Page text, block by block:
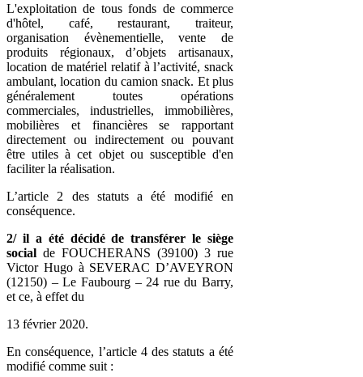
L'exploitation de tous fonds de commerce
d'hôtel, café, restaurant, traiteur,
organisation évènementielle, vente de
produits régionaux, d’objets artisanaux,
location de matériel relatif à l’activité, snack
ambulant, location du camion snack. Et plus
généralement toutes opérations
commerciales, industrielles, immobilières,
mobilières et financières se rapportant
directement ou indirectement ou pouvant
être utiles à cet objet ou susceptible d'en
faciliter la réalisation.
L’article 2 des statuts a été modifié en
conséquence.
2/ il a été décidé de transférer le siège
social de FOUCHERANS (39100) 3 rue
Victor Hugo à SEVERAC D’AVEYRON
(12150) – Le Faubourg – 24 rue du Barry,
et ce, à effet du
13 février 2020.
En conséquence, l’article 4 des statuts a été
modifié comme suit :